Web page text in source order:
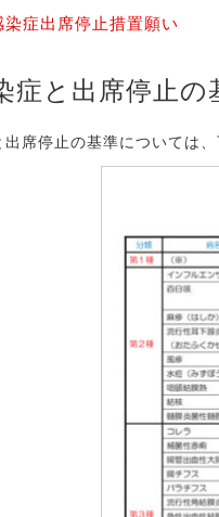
染症出席停止措置願い
症と出席停止の
席停止の基準については